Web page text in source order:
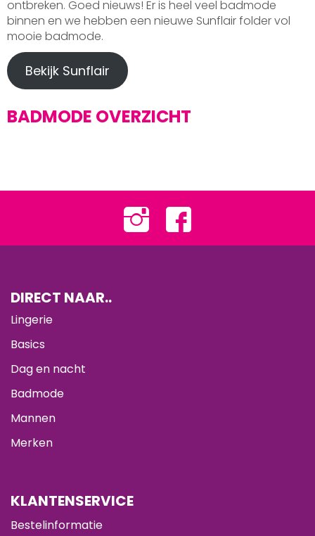
ontbreken. Goed nieuws! Er is heel veel badmode
binnen en we hebben een nieuwe Sunflair folder vol
mooie badmode.
Bekijk Sunflair
BADMODE OVERZICHT
DIRECT NAAR..
Lingerie
Basics
Dag en nacht
Badmode
Mannen
Merken
KLANTENSERVICE
Bestelinformatie